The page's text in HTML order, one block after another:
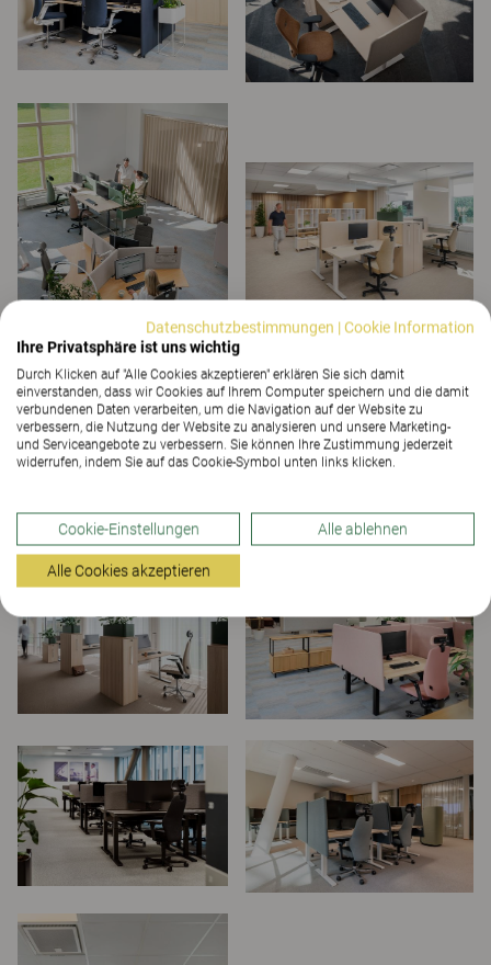
Datenschutzbestimmungen |Cookie Information
Ihre Privatsphäre ist uns wichtig
Durch Klicken auf "Alle Cookies akzeptieren" erklären Sie sich damit
einverstanden, dass wir Cookies auf Ihrem Computer speichern und die damit
verbundenen Daten verarbeiten, um die Navigation auf der Website zu
verbessern, die Nutzung der Website zu analysieren und unsere Marketing-
und Serviceangebote zu verbessern. Sie können Ihre Zustimmung jederzeit
widerrufen, indem Sie auf das Cookie-Symbol unten links klicken.
Cookie-Einstellungen Alle ablehnen
Alle Cookies akzeptieren